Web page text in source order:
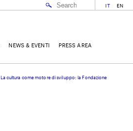
IT EN
NEWS & EVENTI
PRESS AREA
La cultura come motore di sviluppo: la Fondazione